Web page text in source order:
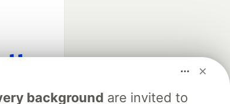
background are invited to